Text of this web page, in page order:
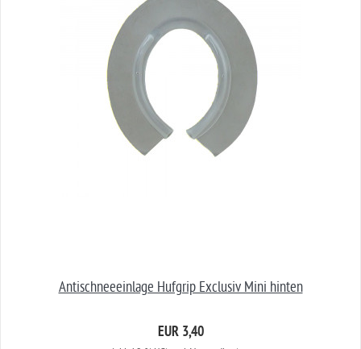
Antischneeeinlage Hufgrip Exclusiv Mini hinten
EUR 3,40